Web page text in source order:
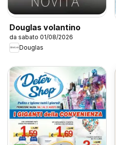
Douglas volantino
da sabato 01/08/2026
Douglas